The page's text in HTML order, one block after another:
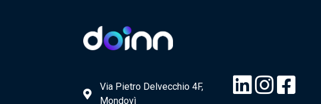
Via Pietro Delvecchio 4F,
Mondovì